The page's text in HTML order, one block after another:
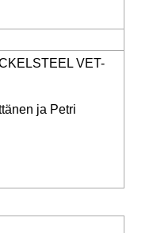
VET-
ja Petri